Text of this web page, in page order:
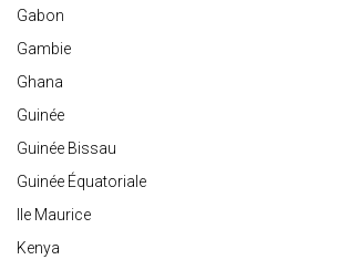
Gabon
Gambie
Ghana
Guinée
Guinée Bissau
Guinée Équatoriale
Ile Maurice
Kenya